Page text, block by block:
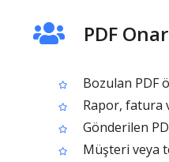
PDF
Bozulan PDF
Rapor, fatura
Gönderilen
Müşteri veya